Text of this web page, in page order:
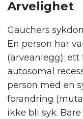
Arvelighet
Gauchers
En person har
(arveanlegg); ett
autosomal
person med en
forandring
ikke bli syk.